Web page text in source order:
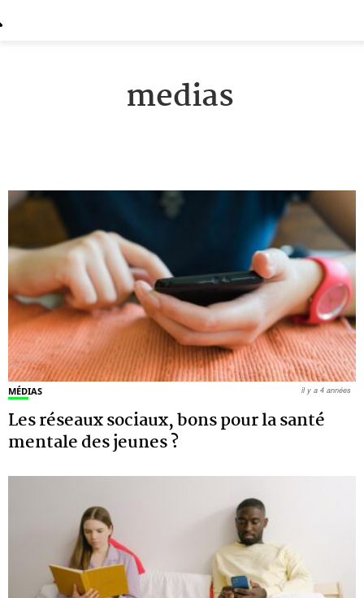
medias
MÉDIAS
Les réseaux sociaux, bons pour la santé
mentale des jeunes ?
il y a 4 années